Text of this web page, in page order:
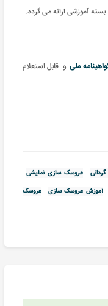
.
ملیو قابل استعلام
عروسک سازی نمایشی
آموزش عروسک سازی
عروسک